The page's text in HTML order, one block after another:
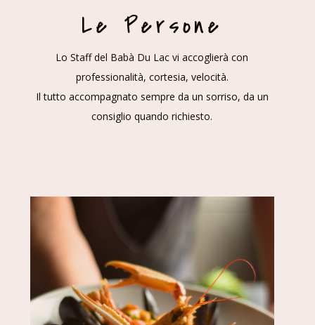
Le Persone
Lo Staff del Babà Du Lac vi accoglierà con
professionalità, cortesia, velocità.
Il tutto accompagnato sempre da un sorriso, da un
consiglio quando richiesto.